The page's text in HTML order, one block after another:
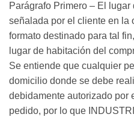
Parágrafo Primero – El
señalada por el cliente en la
formato destinado para tal
lugar de habitación del
Se entiende que cualquier
domicilio donde se debe
debidamente autorizado por
pedido, por lo que